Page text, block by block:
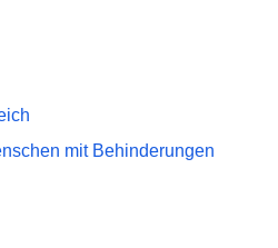
mit Behinderungen